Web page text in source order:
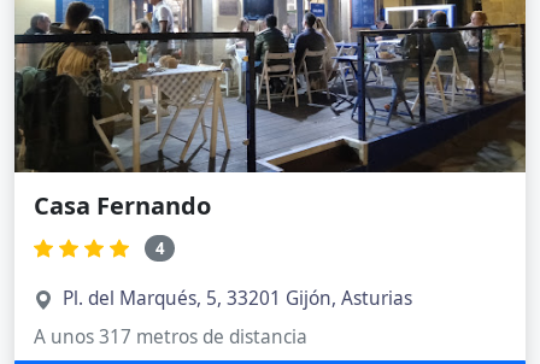
Casa Fernando
4
Pl. del Marqués, 5, 33201 Gijón, Asturias
A unos 317 metros de distancia